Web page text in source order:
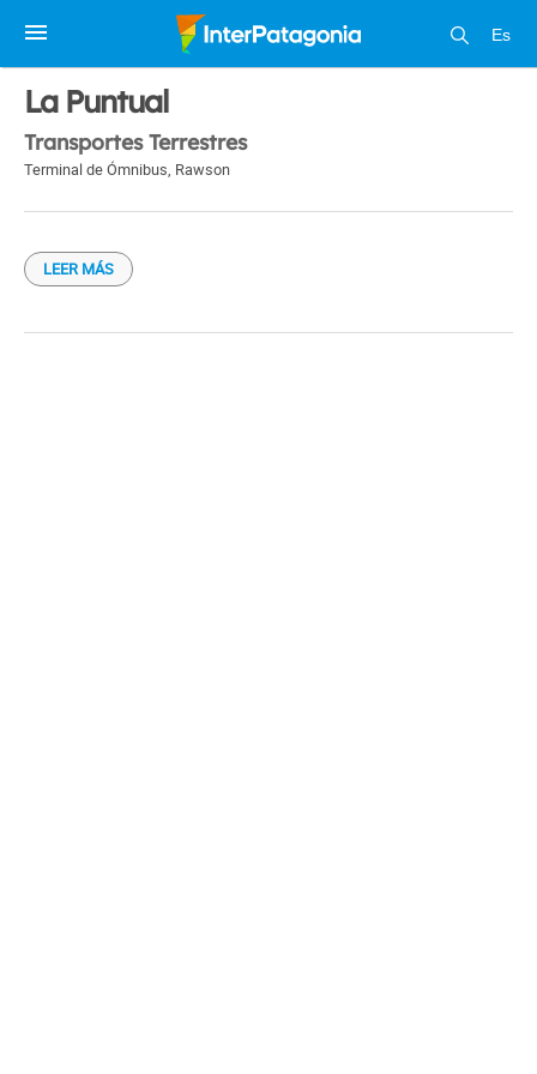
Es
1 / 1
La Puntual
Transportes Terrestres
Terminal de Ómnibus, Rawson
LEER MÁS